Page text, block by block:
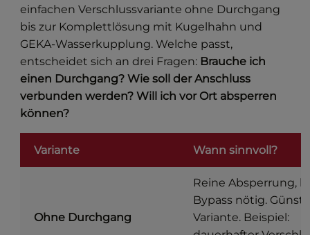
einfachen Verschlussvariante ohne Durchgang
bis zur Komplettlösung mit Kugelhahn und
GEKA-Wasserkupplung. Welche passt,
entscheidet sich an drei Fragen: Brauche ich
einen Durchgang? Wie soll der Anschluss
verbunden werden? Will ich vor Ort absperren
können?
Variante Wann sinnvoll?
Ohne Durchgang
Reine Absperrung,
Bypass nötig.
Variante. Beispiel: